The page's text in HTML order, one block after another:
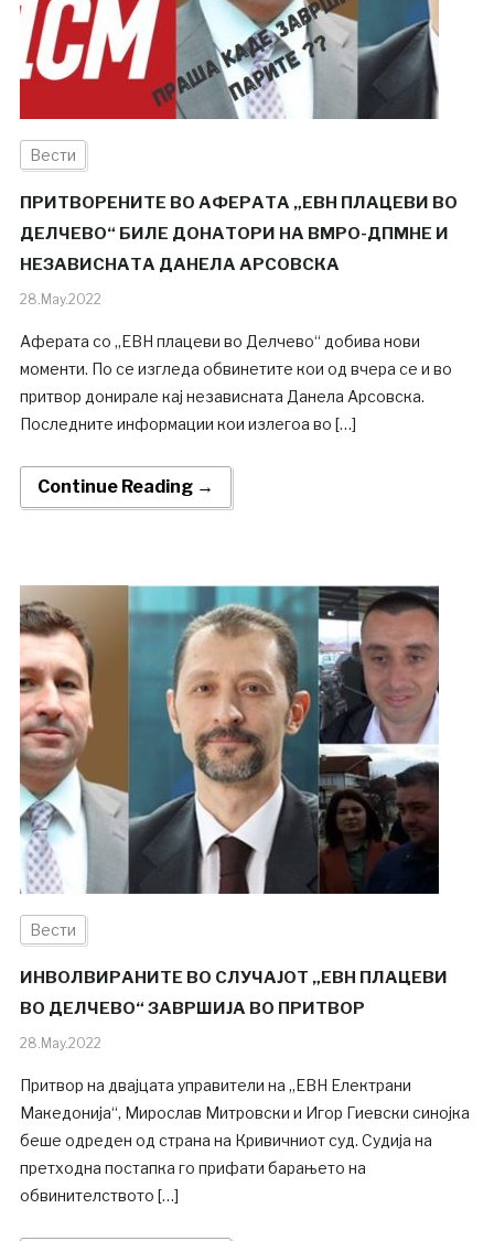
Вести
ПРИТВОРЕНИТЕ ВО АФЕРАТА „ЕВН ПЛАЦЕВИ ВО
ДЕЛЧЕВО“ БИЛЕ ДОНАТОРИ НА ВМРО-ДПМНЕ И
НЕЗАВИСНАТА ДАНЕЛА АРСОВСКА
28.May.2022
Аферата со „ЕВН плацеви во Делчево“ добива нови
моменти. По се изгледа обвинетите кои од вчера се и во
притвор донирале кај независната Данела Арсовска.
Последните информации кои излегоа во […]
Continue Reading →
Вести
ИНВОЛВИРАНИТЕ ВО СЛУЧАЈОТ „ЕВН ПЛАЦЕВИ
ВО ДЕЛЧЕВО“ ЗАВРШИЈА ВО ПРИТВОР
28.May.2022
Притвор на двајцата управители на „ЕВН Електрани
Македонија“, Мирослав Митровски и Игор Гиевски синојка
беше одреден од страна на Кривичниот суд. Судија на
претходна постапка го прифати барањето на
обвинителството […]